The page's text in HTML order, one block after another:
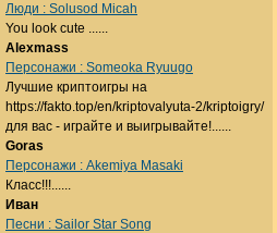
Люди : Solusod Micah
You look cute ......
Alexmass
Персонажи : Someoka Ryuugo
Лучшие криптоигры на
https://fakto.top/en/kriptovalyuta-2/kriptoigry/
для вас - играйте и выигрывайте!......
Goras
Персонажи : Akemiya Masaki
Класс!!!......
Иван
Песни : Sailor Star Song